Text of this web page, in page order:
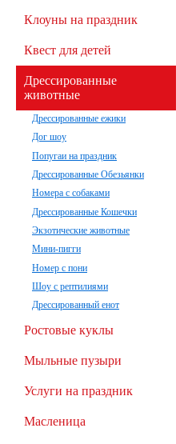
Клоуны на праздник
Квест для детей
Дрессированные
животные
Дрессированные ежики
Дог шоу
Попугаи на праздник
Дрессированные Обезьянки
Номера с собаками
Дрессированные Кошечки
Экзотические животные
Мини-пигги
Номер с пони
Шоу с рептилиями
Дрессированный енот
Ростовые куклы
Мыльные пузыри
Услуги на праздник
Масленица